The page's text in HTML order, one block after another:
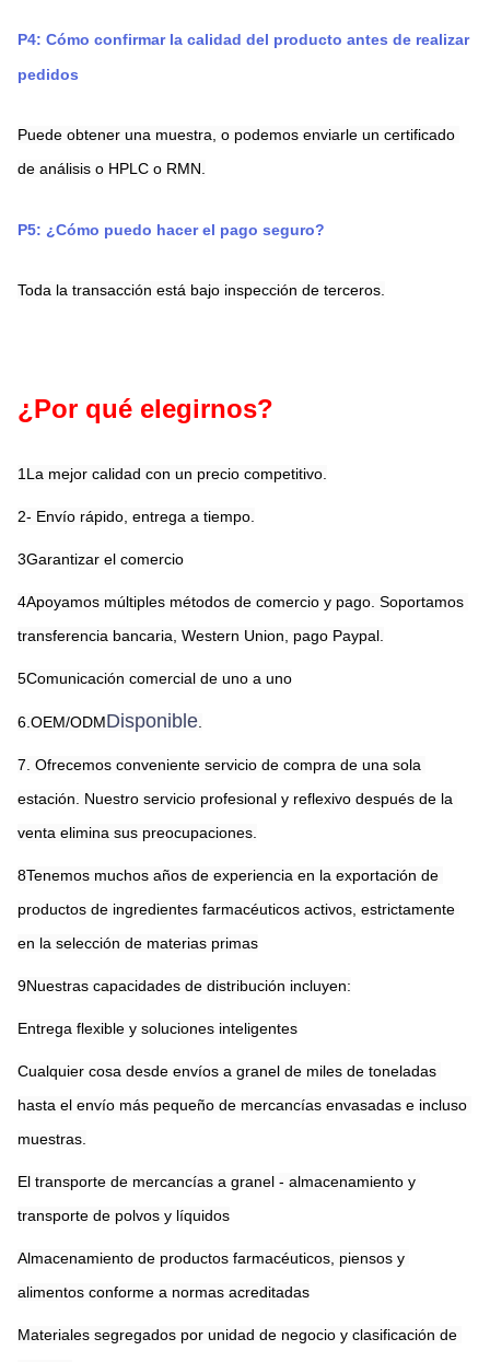
P4: Cómo confirmar la calidad del producto antes de realizar
pedidos
Puede obtener una muestra, o podemos enviarle un certificado
de análisis o HPLC o RMN.
P5: ¿Cómo puedo hacer el pago seguro?
Toda la transacción está bajo inspección de terceros.
¿Por qué elegirnos?
1La mejor calidad con un precio competitivo.
2- Envío rápido, entrega a tiempo.
3Garantizar el comercio
4Apoyamos múltiples métodos de comercio y pago. Soportamos
transferencia bancaria, Western Union, pago Paypal.
5Comunicación comercial de uno a uno
6.OEM/ODMDisponible
7. Ofrecemos conveniente servicio de compra de una sola
estación. Nuestro servicio profesional y reflexivo después de la
venta elimina sus preocupaciones.
8Tenemos muchos años de experiencia en la exportación de
productos de ingredientes farmacéuticos activos, estrictamente
en la selección de materias primas
9Nuestras capacidades de distribución incluyen:
Entrega flexible y soluciones inteligentes
Cualquier cosa desde envíos a granel de miles de toneladas
hasta el envío más pequeño de mercancías envasadas e incluso
muestras.
El transporte de mercancías a granel - almacenamiento y
transporte de polvos y líquidos
Almacenamiento de productos farmacéuticos, piensos y
alimentos conforme a normas acreditadas
Materiales segregados por unidad de negocio y clasificación de